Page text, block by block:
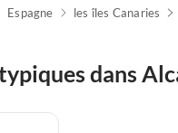
Espagne les îles Canaries
dans